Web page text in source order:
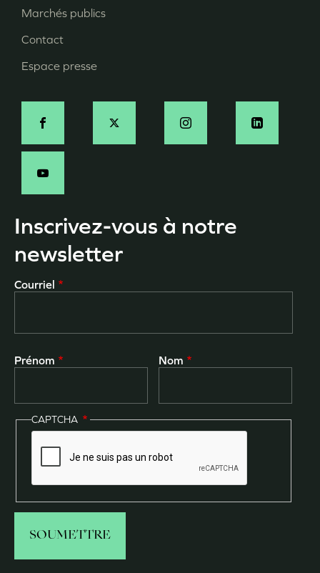
page
Marchés publics
Contact
Espace presse
Social
Inscrivez-vous à notre
newsletter
Courriel
Prénom Nom
CAPTCHA